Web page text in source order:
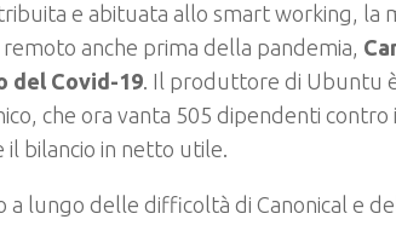
e abituata allo smart working, la
anche prima della pandemia,
del Covid-19. Il produttore di Ubuntu
che ora vanta 505 dipendenti contro
il bilancio in netto utile.
a lungo delle difficoltà di Canonical e